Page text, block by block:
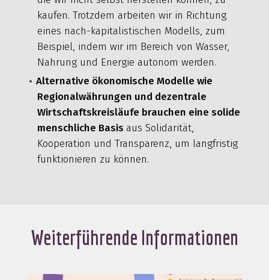
kaufen. Trotzdem arbeiten wir in Richtung
eines nach-kapitalistischen Modells, zum
Beispiel, indem wir im Bereich von Wasser,
Nahrung und Energie autonom werden.
Alternative ökonomische Modelle wie
Regionalwährungen und dezentrale
Wirtschaftskreisläufe brauchen eine solide
menschliche Basis aus Solidarität,
Kooperation und Transparenz, um langfristig
funktionieren zu können.
Weiterführende Informationen